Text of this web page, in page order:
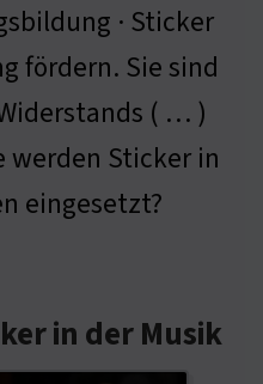
· Sticker
fördern. Sie sind
( … )
werden Sticker in
eingesetzt?
in der Musik